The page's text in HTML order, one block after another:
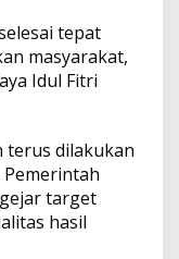
tepat
masyarakat,
Idul Fitri
terus dilakukan
target
hasil